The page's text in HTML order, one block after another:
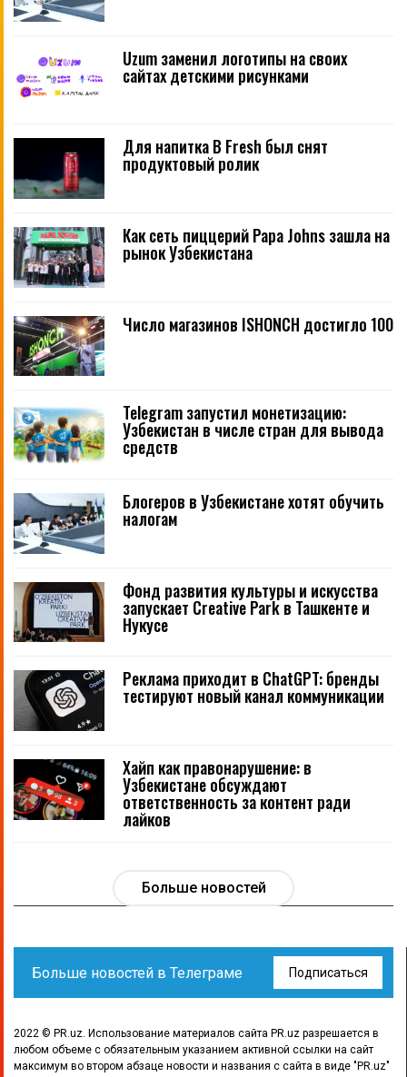
Uzum заменил логотипы на своих
сайтах детскими рисунками
Для напитка B Fresh был снят
продуктовый ролик
Как сеть пиццерий Papa Johns зашла на
рынок Узбекистана
Число магазинов ISHONCH достигло 100
Telegram запустил монетизацию:
Узбекистан в числе стран для вывода
средств
Блогеров в Узбекистане хотят обучить
налогам
Фонд развития культуры и искусства
запускает Creative Park в Ташкенте и
Нукусе
Реклама приходит в ChatGPT: бренды
тестируют новый канал коммуникации
Хайп как правонарушение: в
Узбекистане обсуждают
ответственность за контент ради
лайков
Больше новостей
Больше новостей в Телеграме Подписаться
2022 © PR.uz. Использование материалов сайта PR.uz разрешается в
любом объеме с обязательным указанием активной ссылки на сайт
максимум во втором абзаце новости и названия с сайта в виде "PR.uz"